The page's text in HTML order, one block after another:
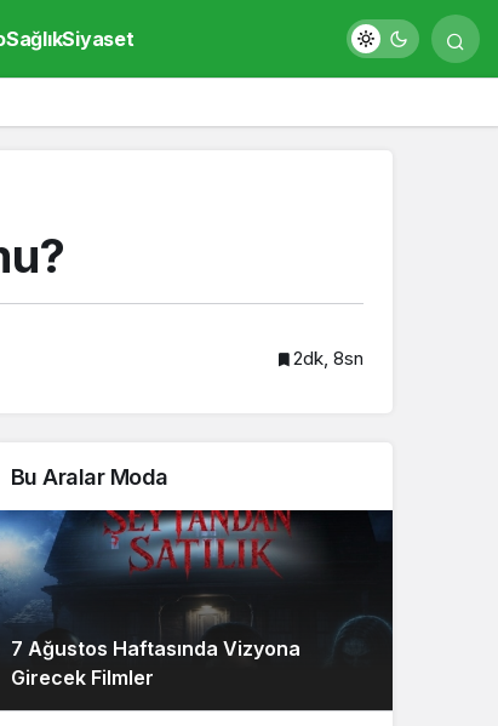
SağlıkSiyaset
2dk, 8sn
Bu Aralar Moda
7 Ağustos Haftasında Vizyona
Girecek Filmler